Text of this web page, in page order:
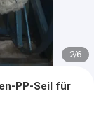
2/6
PP-Seil für